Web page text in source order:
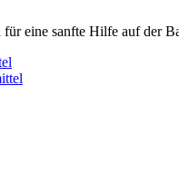
eine sanfte Hilfe auf der